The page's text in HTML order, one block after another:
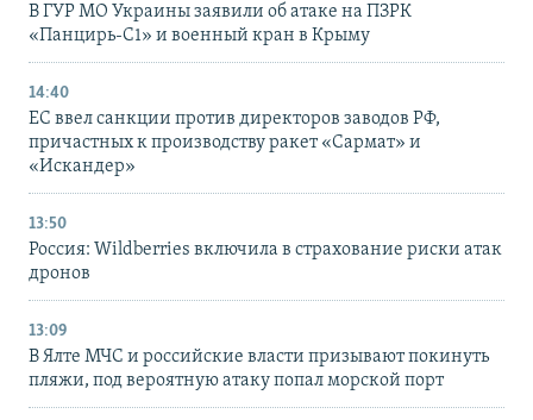
В ГУР МО Украины заявили об атаке на ПЗРК
«Панцирь-С1» и военный кран в Крыму
14:40
ЕС ввел санкции против директоров заводов РФ,
причастных к производству ракет «Сармат» и
«Искандер»
13:50
Россия: Wildberries включила в страхование риски атак
дронов
13:09
В Ялте МЧС и российские власти призывают покинуть
пляжи, под вероятную атаку попал морской порт